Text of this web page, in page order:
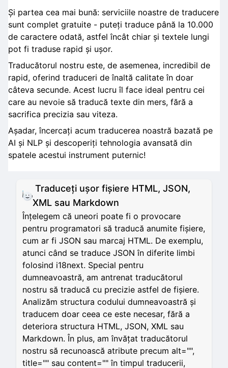
Și partea cea mai bună: serviciile noastre de traducere
sunt complet gratuite - puteți traduce până la 10.000
de caractere odată, astfel încât chiar și textele lungi
pot fi traduse rapid și ușor.
Traducătorul nostru este, de asemenea, incredibil de
rapid, oferind traduceri de înaltă calitate în doar
câteva secunde. Acest lucru îl face ideal pentru cei
care au nevoie să traducă texte din mers, fără a
sacrifica precizia sau viteza.
Așadar, încercați acum traducerea noastră bazată pe
AI și NLP și descoperiți tehnologia avansată din
spatele acestui instrument puternic!
Traduceți ușor fișiere HTML, JSON,
XML sau Markdown
Înțelegem că uneori poate fi o provocare
pentru programatori să traducă anumite fișiere,
cum ar fi JSON sau marcaj HTML. De exemplu,
atunci când se traduce JSON în diferite limbi
folosind i18next. Special pentru
dumneavoastră, am antrenat traducătorul
nostru să traducă cu precizie astfel de fișiere.
Analizăm structura codului dumneavoastră și
traducem doar ceea ce este necesar, fără a
deteriora structura HTML, JSON, XML sau
Markdown. În plus, am învățat traducătorul
nostru să recunoască atribute precum alt="",
title="" sau content="" în timpul traducerii,